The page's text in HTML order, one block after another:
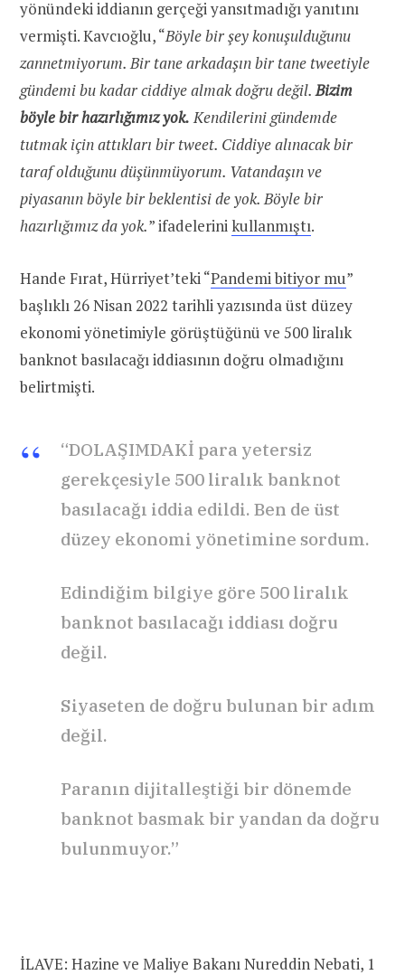
yönündeki iddianın gerçeği yansıtmadığı yanıtını
vermişti. Kavcıoğlu, “Böyle bir şey konuşulduğunu
zannetmiyorum. Bir tane arkadaşın bir tane tweetiyle
gündemi bu kadar ciddiye almak doğru değil.Bizim
böyle bir hazırlığımız yok.Kendilerini gündemde
tutmak için attıkları bir tweet. Ciddiye alınacak bir
taraf olduğunu düşünmüyorum. Vatandaşın ve
piyasanın böyle bir beklentisi de yok. Böyle bir
hazırlığımız da yok.” ifadelerinikullanmıştı.
Hande Fırat, Hürriyet’teki “Pandemi bitiyor mu”
başlıklı 26 Nisan 2022 tarihli yazısında üst düzey
ekonomi yönetimiyle görüştüğünü ve 500 liralık
banknot basılacağı iddiasının doğru olmadığını
belirtmişti.
“DOLAŞIMDAKİ para yetersiz
gerekçesiyle 500 liralık banknot
basılacağı iddia edildi. Ben de üst
düzey ekonomi yönetimine sordum.
Edindiğim bilgiye göre 500 liralık
banknot basılacağı iddiası doğru
değil.
Siyaseten de doğru bulunan bir adım
değil.
Paranın dijitalleştiği bir dönemde
banknot basmak bir yandan da doğru
bulunmuyor.”
İLAVE: Hazine ve Maliye Bakanı Nureddin Nebati, 1